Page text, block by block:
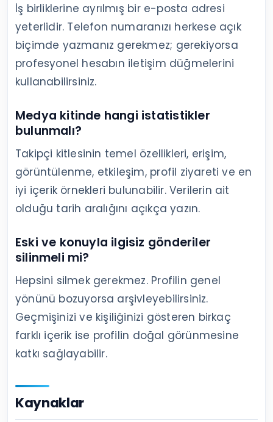
İş birliklerine ayrılmış bir e-posta adresi
yeterlidir. Telefon numaranızı herkese açık
biçimde yazmanız gerekmez; gerekiyorsa
profesyonel hesabın iletişim düğmelerini
kullanabilirsiniz.
Medya kitinde hangi istatistikler
bulunmalı?
Takipçi kitlesinin temel özellikleri, erişim,
görüntülenme, etkileşim, profil ziyareti ve en
iyi içerik örnekleri bulunabilir. Verilerin ait
olduğu tarih aralığını açıkça yazın.
Eski ve konuyla ilgisiz gönderiler
silinmeli mi?
Hepsini silmek gerekmez. Profilin genel
yönünü bozuyorsa arşivleyebilirsiniz.
Geçmişinizi ve kişiliğinizi gösteren birkaç
farklı içerik ise profilin doğal görünmesine
katkı sağlayabilir.
Kaynaklar